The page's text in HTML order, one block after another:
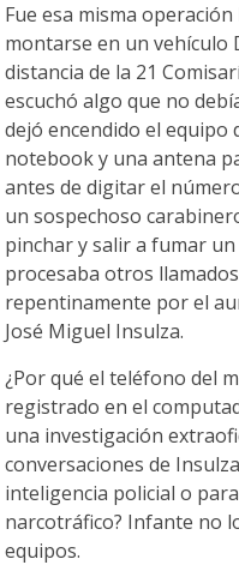
Fue esa misma
montarse en un vehículo
distancia de la 21
escuchó algo que no
dejó encendido el equipo
notebook y una antena
antes de digitar el
un sospechoso
pinchar y salir a fumar
procesaba otros
repentinamente por el
José Miguel Insulza.
¿Por qué el teléfono del
registrado en el
una investigación
conversaciones de
inteligencia policial o
narcotráfico? Infante no
equipos.